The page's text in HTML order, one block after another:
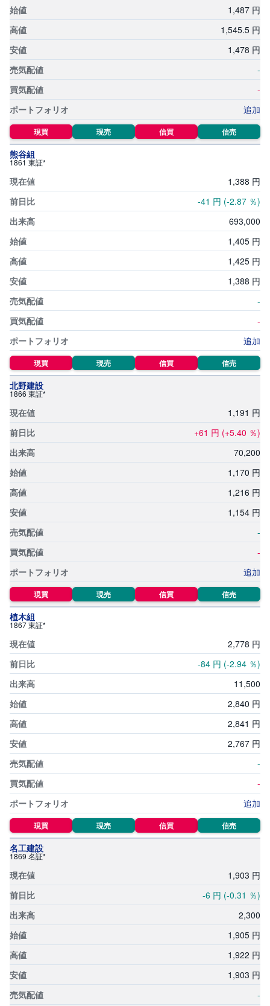
1,487 円
1,545.5 円
1,478 円
-
-
追加
現買 現売 信買 信売
熊谷組
1861 東証*
1,388 円
-41 円 (-2.87 ％)
693,000
1,405 円
1,425 円
1,388 円
-
-
追加
現買 現売 信買 信売
北野建設
1866 東証*
1,191 円
+61 円 (+5.40 ％)
70,200
1,170 円
1,216 円
1,154 円
-
-
追加
現買 現売 信買 信売
植木組
1867 東証*
2,778 円
-84 円 (-2.94 ％)
11,500
2,840 円
2,841 円
2,767 円
-
-
追加
現買 現売 信買 信売
名工建設
1869 名証*
1,903 円
-6 円 (-0.31 ％)
2,300
1,905 円
1,922 円
1,903 円
-